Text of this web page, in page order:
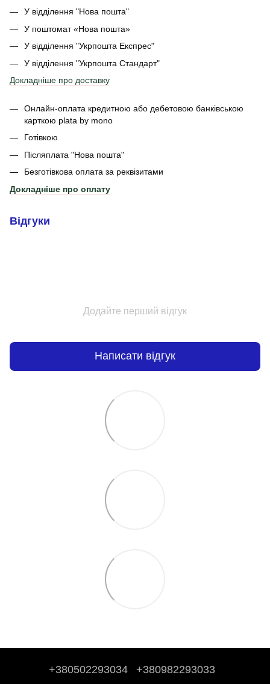
У відділення "Нова пошта"
У поштомат «Нова пошта»
У відділення "Укрпошта Експрес"
У відділення "Укрпошта Стандарт"
Докладніше про доставку
Онлайн-оплата кредитною або дебетовою банківською
карткою plata by mono
Готівкою
Післяплата "Нова пошта"
Безготівкова оплата за реквізитами
Докладніше про оплату
Відгуки
Додайте перший відгук
Написати відгук
+380502293034 +380982293033